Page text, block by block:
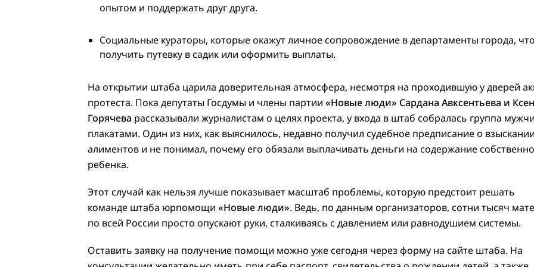
опытом и поддержать друг друга.
Социальные кураторы, которые окажут личное сопровождение в департаменты города,
получить путевку в садик или оформить выплаты.
На открытии штаба царила доверительная атмосфера, несмотря на проходившую у дверей
протеста. Пока депутаты Госдумы и члены партии «Новые люди» Сардана Авксентьева и
Горячева рассказывали журналистам о целях проекта, у входа в штаб собралась группа
плакатами. Один из них, как выяснилось, недавно получил судебное предписание о взыскании
алиментов и не понимал, почему его обязали выплачивать деньги на содержание
ребенка.
Этот случай как нельзя лучше показывает масштаб проблемы, которую предстоит решать
команде штаба юрпомощи «Новые люди». Ведь, по данным организаторов, сотни тысяч
по всей России просто опускают руки, сталкиваясь с давлением или равнодушием системы.
Оставить заявку на получение помощи можно уже сегодня через форму на сайте штаба. На